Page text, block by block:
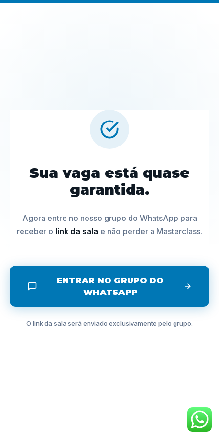
Sua vaga está quase
garantida.
Agora entre no nosso grupo do WhatsApp para
receber o link da sala e não perder a Masterclass.
ENTRAR NO GRUPO DO
WHATSAPP
O link da sala será enviado exclusivamente pelo grupo.